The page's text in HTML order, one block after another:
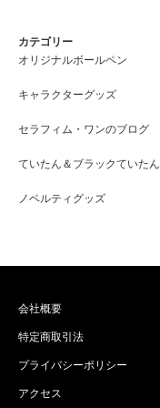
カテゴリー
オリジナルボールペン
キャラクターグッズ
セラフィム・ワンのブログ
ていたん＆ブラックていたん
ノベルティグッズ
会社概要
特定商取引法
プライバシーポリシー
アクセス